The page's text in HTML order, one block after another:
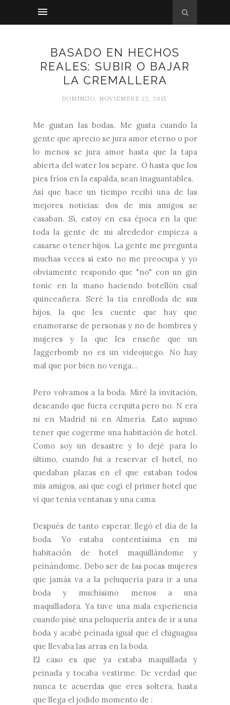
BASADO EN HECHOS
REALES: SUBIR O BAJAR
LA CREMALLERA
DOMINGO, NOVIEMBRE 22, 2015
Me gustan las bodas. Me gusta cuando la
gente que aprecio se jura amor eterno o por
lo menos se jura amor hasta que la tapa
abierta del water los separe. O hasta que los
pies fríos en la espalda, sean inaguantables.
Así que hace un tiempo recibí una de las
mejores noticias: dos de mis amigos se
casaban. Sí, estoy en esa época en la que
toda la gente de mi alrededor empieza a
casarse o tener hijos. La gente me pregunta
muchas veces si esto no me preocupa y yo
obviamente respondo que "no" con un gin
tonic en la mano haciendo botellón cual
quinceañera. Seré la tía enrolloda de sus
hijos, la que les cuente que hay que
enamorarse de personas y no de hombres y
mujeres y la que les enseñe que un
Jaggerbomb no es un videojuego. No hay
mal que por bien no venga...
Pero volvamos a la boda. Miré la invitación,
deseando que fuera cerquita pero no. N era
ni en Madrid ni en Almería. Esto supuso
tener que cogerme una habitación de hotel.
Como soy un desastre y lo dejé para lo
último, cuando fui a reservar el hotel, no
quedaban plazas en el que estaban todos
mis amigos, así que cogí el primer hotel que
vi que tenía ventanas y una cama.
Después de tanto esperar, llegó el día de la
boda. Yo estaba contentísima en mi
habitación de hotel maquillándome y
peinándome. Debo ser de las pocas mujeres
que jamás va a la peluquería para ir a una
boda y muchísimo menos a una
maquilladora. Ya tuve una mala experiencia
cuando pisé una peluquería antes de ir a una
boda y acabé peinada igual que el chiguagua
que llevaba las arras en la boda.
El caso es que ya estaba maquillada y
peinada y tocaba vestirme. De verdad que
nunca te acuerdas que eres soltera, hasta
que llega el jodido momento de :